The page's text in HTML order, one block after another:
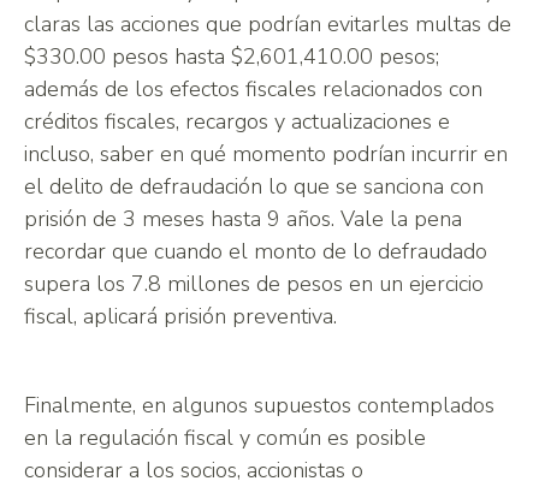
claras las acciones que podrían evitarles multas de
$330.00 pesos hasta $2,601,410.00 pesos;
además de los efectos fiscales relacionados con
créditos fiscales, recargos y actualizaciones e
incluso, saber en qué momento podrían incurrir en
el delito de defraudación lo que se sanciona con
prisión de 3 meses hasta 9 años. Vale la pena
recordar que cuando el monto de lo defraudado
supera los 7.8 millones de pesos en un ejercicio
fiscal, aplicará prisión preventiva.
Finalmente, en algunos supuestos contemplados
en la regulación fiscal y común es posible
considerar a los socios, accionistas o